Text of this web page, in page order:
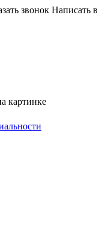
звонок Написать в
картинке